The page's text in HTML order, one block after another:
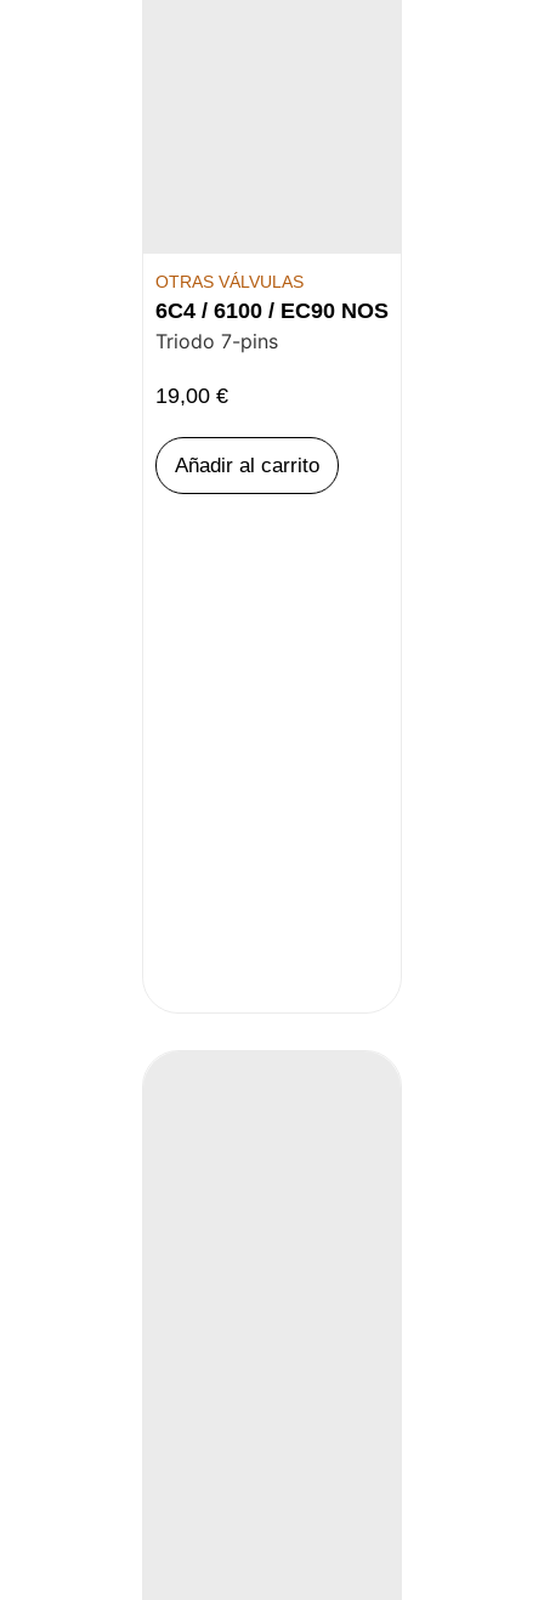
OTRAS VÁLVULAS
6C4 / 6100 / EC90 NOS
Triodo 7-pins
19,00 €
Añadir al carrito